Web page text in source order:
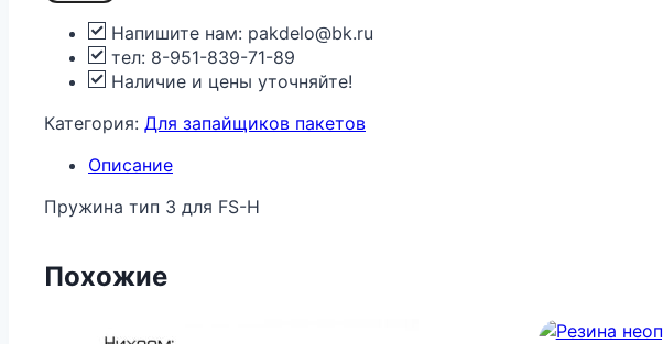
Напишите нам: pakdelo@bk.ru
тел: 8-951-839-71-89
Наличие и цены уточняйте!
Категория: Для запайщиков пакетов
Описание
Пружина тип 3 для FS-H
Похожие